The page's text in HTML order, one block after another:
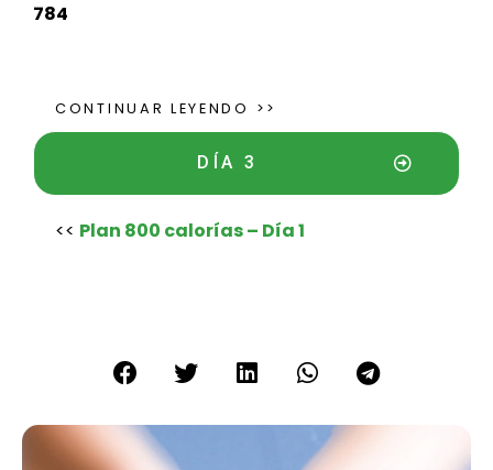
784
CONTINUAR LEYENDO >>
DÍA 3
<< Plan 800 calorías – Día 1